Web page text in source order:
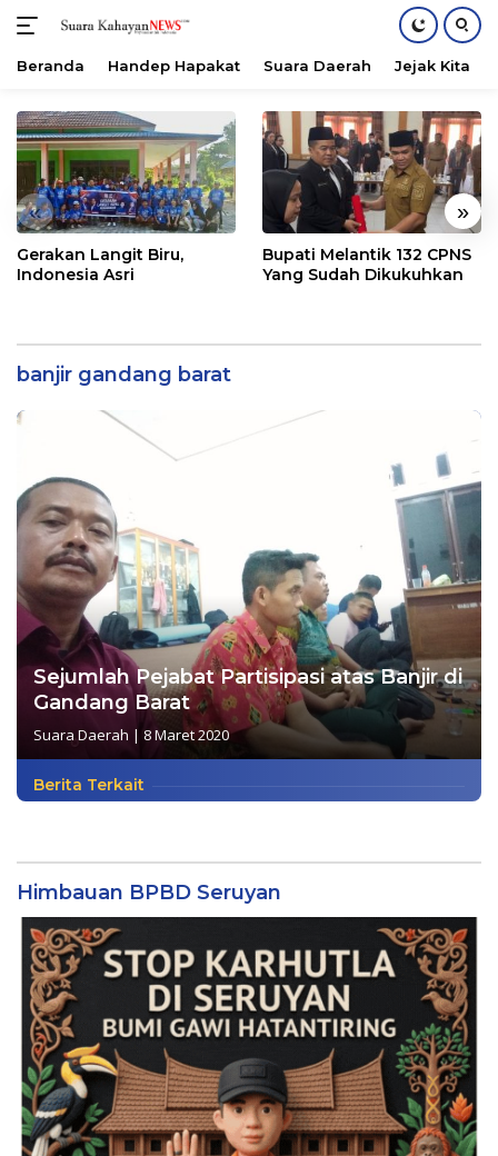
konten
Beranda Handep Hapakat Suara Daerah Jejak Kita
« »
Gerakan Langit Biru,
Indonesia Asri
Bupati Melantik 132 CPNS
Yang Sudah Dikukuhkan
banjir gandang barat
Sejumlah Pejabat Partisipasi atas Banjir di
Gandang Barat
Suara Daerah | 8 Maret 2020
Berita Terkait
Himbauan BPBD Seruyan